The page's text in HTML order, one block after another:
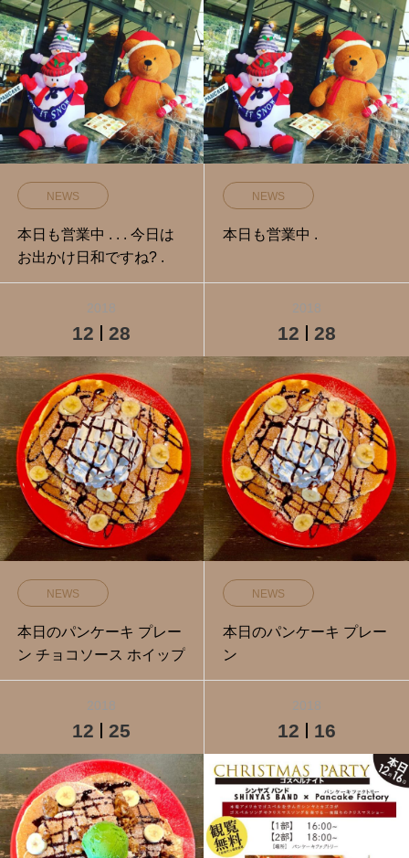
NEWS
本日も営業中️ . . . 今日は
お出かけ日和ですね? .
NEWS
本日も営業中️ .
2018
12 28
NEWS
本日のパンケーキ プレー
ン チョコソース ホイップ
2018
12 28
NEWS
本日のパンケーキ プレー
ン
2018
12 25
2018
12 16